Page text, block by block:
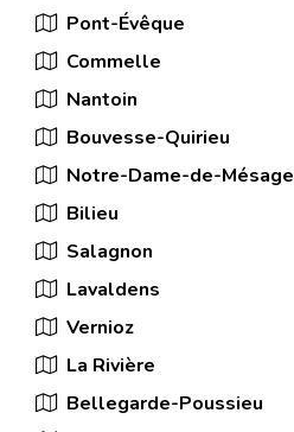
Pont-Évêque
Commelle
Nantoin
Bouvesse-Quirieu
Notre-Dame-de-Mésage
Bilieu
Salagnon
Lavaldens
Vernioz
La Rivière
Bellegarde-Poussieu